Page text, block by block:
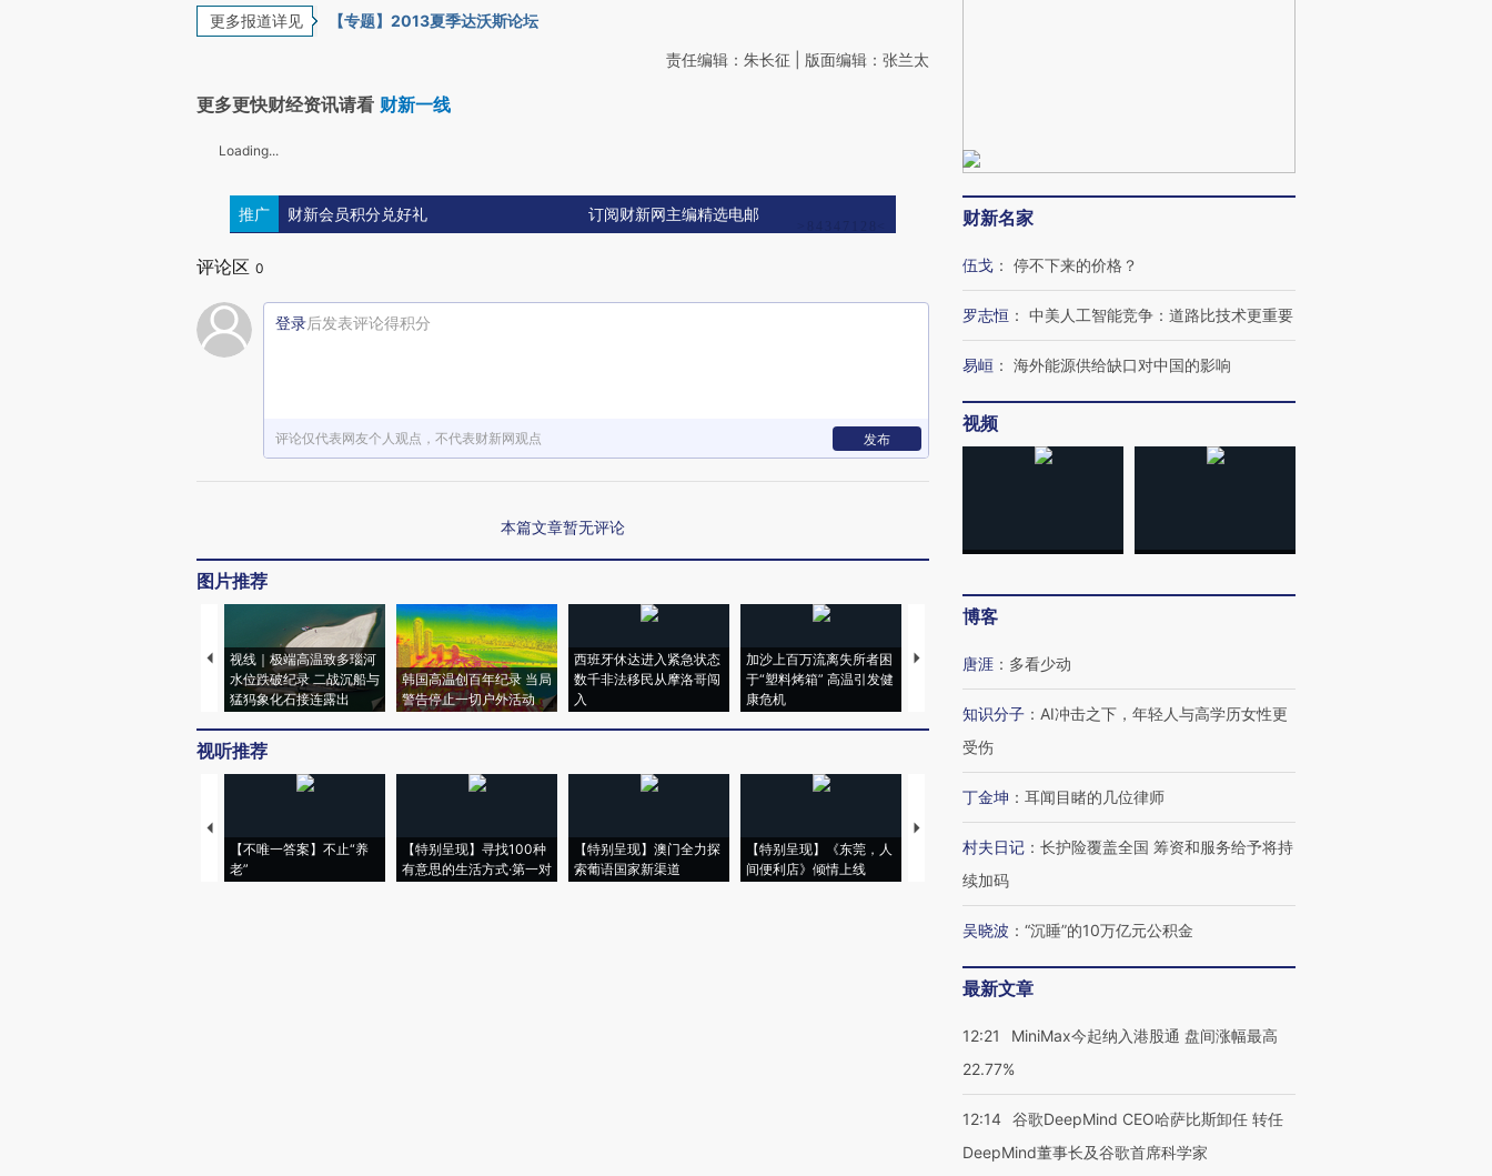
更多报道详见 【专题】2013夏季达沃斯论坛
责任编辑：朱长征 | 版面编辑：张兰太
更多更快财经资讯请看 财新一线
Loading...
推广 财新会员积分兑好礼 订阅财新网主编精选电邮
评论区 0
登录后发表评论得积分
评论仅代表网友个人观点，不代表财新网观点 发布
本篇文章暂无评论
图片推荐
视线｜极端高温致多瑙河
水位跌破纪录 二战沉船与
猛犸象化石接连露出
韩国高温创百年纪录 当局
警告停止一切户外活动
西班牙休达进入紧急状态
数千非法移民从摩洛哥闯
入
加沙上百万流离失所者困
于“塑料烤箱” 高温引发健
康危机
马航飞行员跨国走私7万
视听推荐
【不唯一答案】不止“养
老”
【特别呈现】寻找100种
有意思的生活方式·第一对
【特别呈现】澳门全力探
索葡语国家新渠道
【特别呈现】《东莞，人
间便利店》倾情上线
【推广】走进第四届链博
会，让数智科技“链”接产
【特别呈现】寻找100种
CFO：不靠规模取胜，华
财新名家
伍戈 ： 停不下来的价格？
罗志恒 ： 中美人工智能竞争：道路比技术更重要
易峘 ： 海外能源供给缺口对中国的影响
视频
博客
唐涯 ： 多看少动
知识分子 ： AI冲击之下，年轻人与高学历女性更
受伤
丁金坤 ： 耳闻目睹的几位律师
村夫日记 ： 长护险覆盖全国 筹资和服务给予将持
续加码
吴晓波 ： “沉睡”的10万亿元公积金
最新文章
12:21
MiniMax今起纳入港股通 盘间涨幅最高
22.77%
12:14 谷歌DeepMind CEO哈萨比斯卸任 转任
DeepMind董事长及谷歌首席科学家